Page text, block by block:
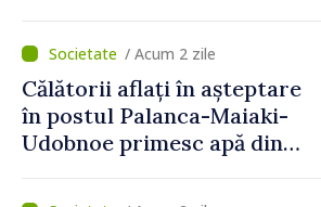
Naționale de Apărare pentru
perioada 2024–2034,
publicat în Monitorul Oficial
/ Acum 2 zile
Călătorii aflați în așteptare
în postul Palanca-Maiaki-
Udobnoe primesc apă din
și a polițiștilor de frontieră